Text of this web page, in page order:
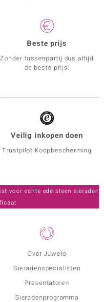
Over Juwelo
Sieradenspecialisten
Presentatoren
Sieradenprogramma
Beste prijs
Zonder tussenpartij dus altijd
de beste prijs!
Veilig inkopen doen
Trustpilot Koopbescherming
voor echte edelsteen sieraden